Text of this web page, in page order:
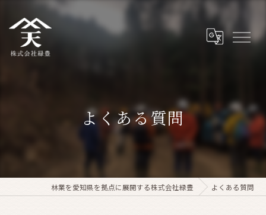
よくある質問
林業を愛知県を拠点に展開する株式会社緑豊 よくある質問